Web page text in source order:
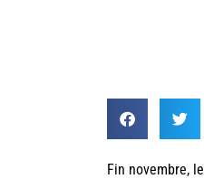
Fin novembre,